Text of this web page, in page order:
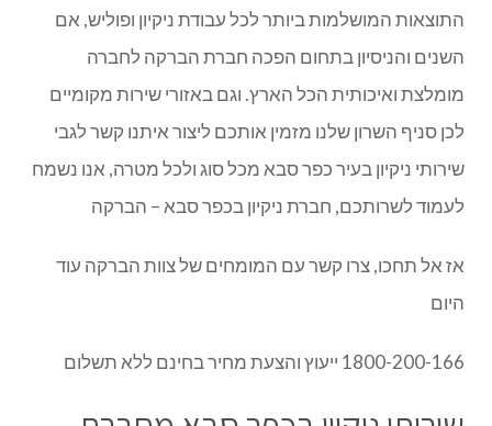
התוצאות המושלמות ביותר לכל עבודת ניקיון ופוליש, אם
השנים והניסיון בתחום הפכה חברת הברקה לחברה
מומלצת ואיכותית הכל הארץ. וגם באזורי שירות מקומיים
לכן סניף השרון שלנו מזמין אותכם ליצור איתנו קשר לגבי
שירותי ניקיון בעיר כפר סבא מכל סוג ולכל מטרה, אנו נשמח
לעמוד לשרותכם, חברת ניקיון בכפר סבא – הברקה
אז אל תחכו, צרו קשר עם המומחים של צוות הברקה עוד
היום
1800-200-166 ייעוץ והצעת מחיר בחינם ללא תשלום